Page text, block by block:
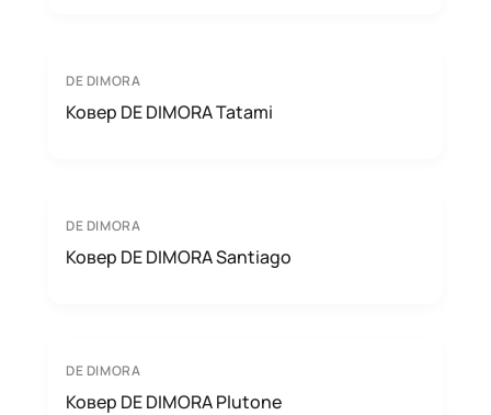
DE DIMORA
Ковер DE DIMORA Tatami
DE DIMORA
Ковер DE DIMORA Santiago
DE DIMORA
Ковер DE DIMORA Plutone